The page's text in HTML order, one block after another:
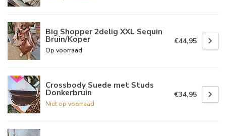
Big Shopper 2delig XXL Sequin
Bruin/Koper
Op voorraad
€44,95
Crossbody Suede met Studs
Donkerbruin
Niet op voorraad
€34,95